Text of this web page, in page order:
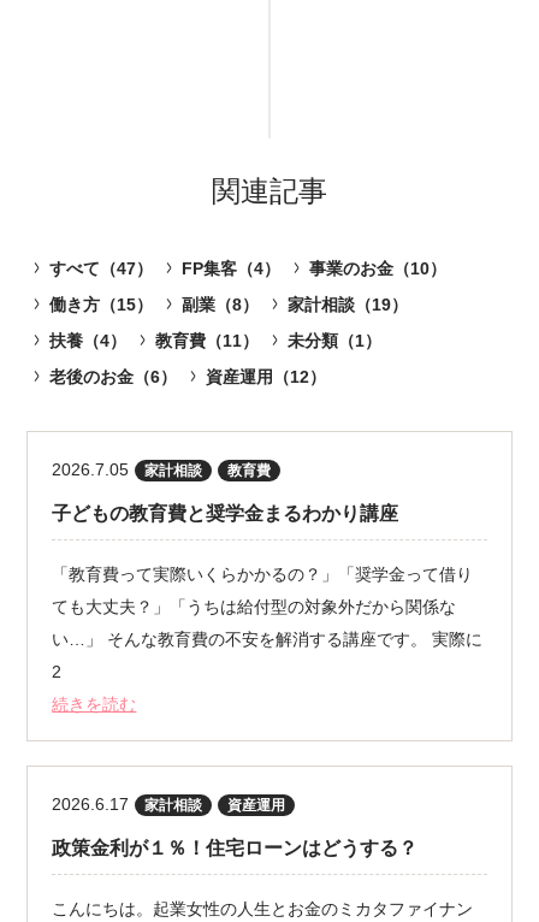
関連記事
すべて（47） FP集客（4）
事業のお金（10）
働き方（15）
副業（8）
家計相談（19）
扶養（4）
教育費（11）
未分類（1）
老後のお金（6）
資産運用（12）
2026.7.05 家計相談 教育費
子どもの教育費と奨学金まるわかり講座
「教育費って実際いくらかかるの？」「奨学金って借り
ても大丈夫？」「うちは給付型の対象外だから関係な
い…」 そんな教育費の不安を解消する講座です。 実際に
2
続きを読む
2026.6.17 家計相談 資産運用
政策金利が１％！住宅ローンはどうする？
こんにちは。起業女性の人生とお金のミカタファイナン